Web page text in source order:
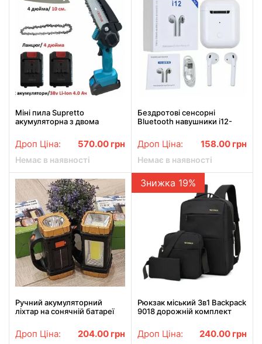
Міні пила Supretto
акумуляторна з двома
Дроп Ціна: 570.00 грн
Немає в наявності
Бездротові сенсорні
Bluetooth навушники i12-
Дроп Ціна: 158.00 грн
Немає в наявності
Ручний акумуляторний
ліхтар на сонячній батареї
панеллю USB зарядкою-
повербанком
Дроп Ціна: 204.00 грн
Знижка 19%
Рюкзак міський 3в1 Backpack
9018 дорожній комплект
Дроп Ціна: 240.00 грн